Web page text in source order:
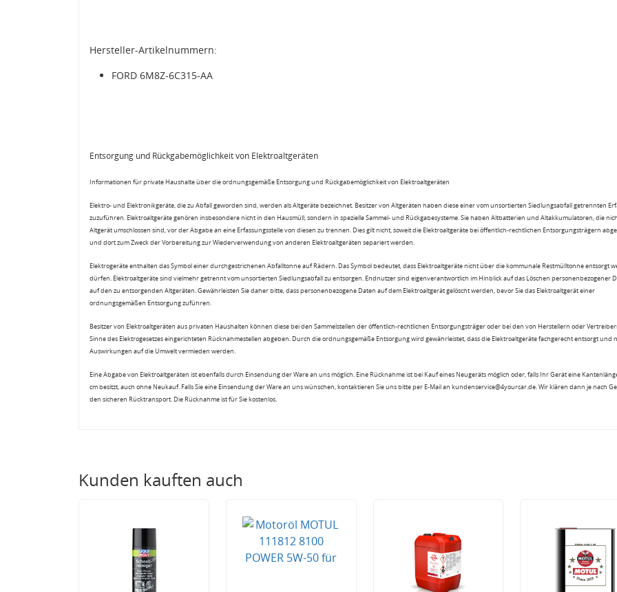
Hersteller-Artikelnummern:
FORD 6M8Z-6C315-AA
Entsorgung und Rückgabemöglichkeit von Elektroaltgeräten
Informationen für private Haushalte über die ordnungsgemäße Entsorgung und Rückgabemöglichkeit von Elektroaltgeräten
Elektro- und Elektronikgeräte, die zu Abfall geworden sind, werden als Altgeräte bezeichnet. Besitzer von Altgeräten haben diese einer vom unsortierten Siedlungsabfall getrennten
zuzuführen. Elektroaltgeräte gehören insbesondere nicht in den Hausmüll, sondern in spezielle Sammel- und Rückgabesysteme. Sie haben Altbatterien und Altakkumulatoren, die
Altgerät umschlossen sind, vor der Abgabe an eine Erfassungsstelle von diesen zu trennen. Dies gilt nicht, soweit die Elektroaltgeräte bei öffentlich-rechtlichen Entsorgungsträgern
und dort zum Zweck der Vorbereitung zur Wiederverwendung von anderen Elektroaltgeräten separiert werden.
Elektrogeräte enthalten das Symbol einer durchgestrichenen Abfalltonne auf Rädern. Das Symbol bedeutet, dass Elektroaltgeräte nicht über die kommunale Restmülltonne entsorgt
dürfen. Elektroaltgeräte sind vielmehr getrennt vom unsortierten Siedlungsabfall zu entsorgen. Endnutzer sind eigenverantwortlich im Hinblick auf das Löschen personenbezogener
auf den zu entsorgenden Altgeräten. Gewährleisten Sie daher bitte, dass personenbezogene Daten auf dem Elektroaltgerät gelöscht werden, bevor Sie das Elektroaltgerät einer
ordnungsgemäßen Entsorgung zuführen.
Besitzer von Elektroaltgeräten aus privaten Haushalten können diese bei den Sammelstellen der öffentlich-rechtlichen Entsorgungsträger oder bei den von Herstellern oder
Sinne des Elektrogesetzes eingerichteten Rücknahmestellen abgeben. Durch die ordnungsgemäße Entsorgung wird gewährleistet, dass die Elektroaltgeräte fachgerecht entsorgt und
Auswirkungen auf die Umwelt vermieden werden.
Eine Abgabe von Elektroaltgeräten ist ebenfalls durch Einsendung der Ware an uns möglich. Eine Rücknahme ist bei Kauf eines Neugeräts möglich oder, falls Ihr Gerät eine
cm besitzt, auch ohne Neukauf. Falls Sie eine Einsendung der Ware an uns wünschen, kontaktieren Sie uns bitte per E-Mail an kundenservice@4yourcar.de. Wir klären dann je nach
den sicheren Rücktransport. Die Rücknahme ist für Sie kostenlos.
Kunden kauften auch